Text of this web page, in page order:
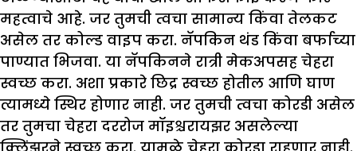
महत्वाचे आहे. जर तुमची त्वचा सामान्य किंवा तेलकट
असेल तर कोल्ड वाइप करा. नॅपकिन थंड किंवा बर्फाच्या
पाण्यात भिजवा. या नॅपकिनने रात्री मेकअपसह चेहरा
स्वच्छ करा. अशा प्रकारे छिद्र स्वच्छ होतील आणि घाण
त्यामध्ये स्थिर होणार नाही. जर तुमची त्वचा कोरडी असेल
तर तुमचा चेहरा दररोज मॉइश्चरायझर असलेल्या